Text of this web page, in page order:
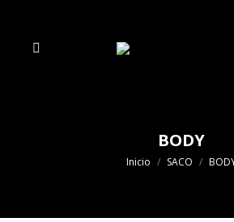
Buscar:
BODY
Estás aquí:
Inicio SACO